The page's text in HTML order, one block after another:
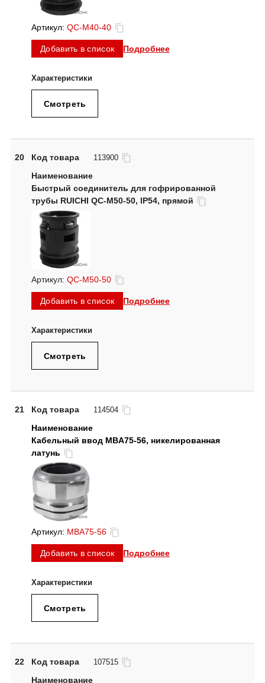
Артикул: QC-M40-40
Добавить в список Подробнее
Смотреть
20 Код товара 113900
Быстрый соединитель для гофрированной
трубы RUICHI QC-M50-50, IP54, прямой
Артикул: QC-M50-50
Добавить в список Подробнее
Смотреть
21 Код товара 114504
Кабельный ввод MBA75-56, никелированная
латунь
Артикул: MBA75-56
Добавить в список Подробнее
Смотреть
22 Код товара 107515